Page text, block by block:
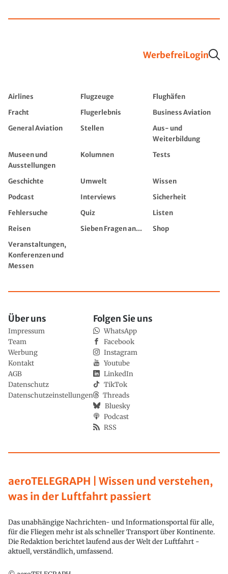
WerbefreiLogin
Airlines Flugzeuge
Flughäfen
Fracht
Flugerlebnis
Business Aviation
General Aviation
Stellen
Aus- und
Weiterbildung
Museen und
Ausstellungen
Kolumnen Tests
Geschichte Umwelt
Wissen
Podcast
Interviews
Sicherheit
Fehlersuche
Quiz
Listen
Reisen
Sieben Fragen an...
Shop
Veranstaltungen,
Konferenzen und
Messen
aeroTELEGRAPH | Wissen und verstehen,
was in der Luftfahrt passiert
Das unabhängige Nachrichten- und Informationsportal für alle,
für die Fliegen mehr ist als schneller Transport über Kontinente.
Die Redaktion berichtet laufend aus der Welt der Luftfahrt -
aktuell, verständlich, umfassend.
Über uns
Impressum
Team
Werbung
Kontakt
AGB
Datenschutz
Datenschutzeinstellungen
Folgen Sie uns
WhatsApp
Facebook
Instagram
Youtube
LinkedIn
TikTok
Threads
Bluesky
Podcast
RSS